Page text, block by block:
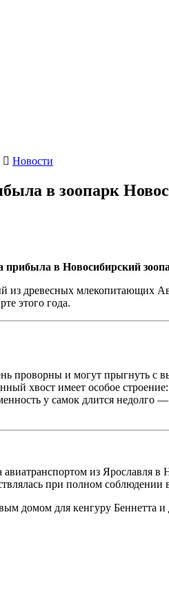
Новости
в зоопарк
прибыла в Новосибирский
древесных млекопитающих
этого года.
проворны и могут прыгнуть с
хвост имеет особое
у самок длится недолго
авиатранспортом из Ярославля
при полном соблюдении
домом для кенгуру Беннетта